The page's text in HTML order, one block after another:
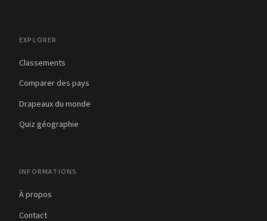
EXPLORER
Classements
Comparer des pays
Drapeaux du monde
Quiz géographie
INFORMATIONS
À propos
Contact